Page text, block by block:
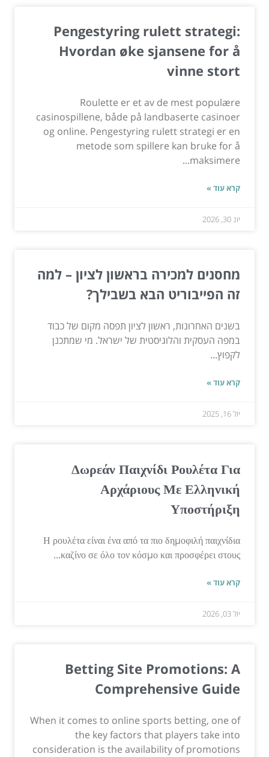
Pengestyring rulett strategi:
Hvordan øke sjansene for å
vinne stort
Roulette er et av de mest populære
casinospillene, både på landbaserte casinoer
og online. Pengestyring rulett strategi er en
metode som spillere kan bruke for å
maksimere...
קרא עוד »
יונ 30, 2026
מחסנים למכירה בראשון לציון – למה
זה הפייבוריט הבא בשבילך?
בשנים האחרונות, ראשון לציון תפסה מקום של כבוד
במפה העסקית והלוגיסטית של ישראל. מי שמתכנן
לקפוץ...
קרא עוד »
יול 16, 2025
Δωρεάν Παιχνίδι Ρουλέτα Για
Αρχάριους Με Ελληνική
Υποστήριξη
Η ρουλέτα είναι ένα από τα πιο δημοφιλή παιχνίδια
καζίνο σε όλο τον κόσμο και προσφέρει στους...
קרא עוד »
יול 03, 2026
Betting Site Promotions: A
Comprehensive Guide
When it comes to online sports betting, one of
the key factors that players take into
consideration is the availability of promotions